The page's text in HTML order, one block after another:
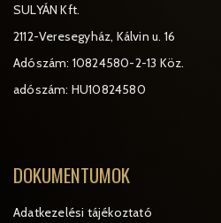
SULYÁN Kft.
2112-Veresegyház, Kálvin u. 16
Adószám: 10824580-2-13 Köz.
adószám: HU10824580
DOKUMENTUMOK
Adatkezelési tájékoztató